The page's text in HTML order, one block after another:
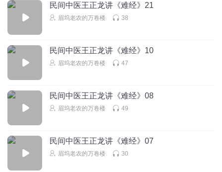
民间中医王正龙讲《难经》21
眉坞老农的万卷楼 38
民间中医王正龙讲《难经》10
眉坞老农的万卷楼 47
民间中医王正龙讲《难经》08
眉坞老农的万卷楼 49
民间中医王正龙讲《难经》07
眉坞老农的万卷楼 30